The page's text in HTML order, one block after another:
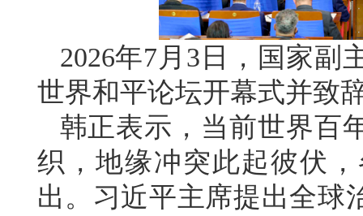
2026年7月3日，国家副
世界和平论坛开幕式并致
韩正表示，当前世界百
织，地缘冲突此起彼伏
出。习近平主席提出全球